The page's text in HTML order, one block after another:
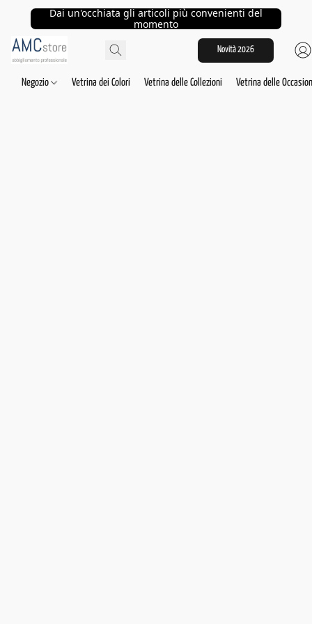
Dai un'occhiata gli articoli più convenienti del
momento
Novità 2026
Negozio Vetrina dei Colori Vetrina delle Collezioni Vetrina delle